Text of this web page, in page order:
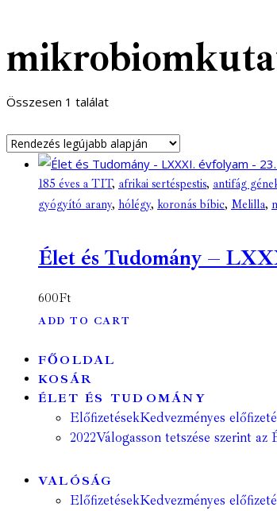
Összesen 1 találat
185 éves a TIT, afrikai sertéspestis, antifág
gyógyító arany, hólégy, koronás bíbic, Melilla,
Élet és Tudomány –
600Ft
ADD TO CART
FŐOLDAL
KOSÁR
ÉLET ÉS TUDOMÁNY
ElőfizetésekKedvezményes
2022Válogasson tetszése szerint
VALÓSÁG
ElőfizetésekKedvezményes